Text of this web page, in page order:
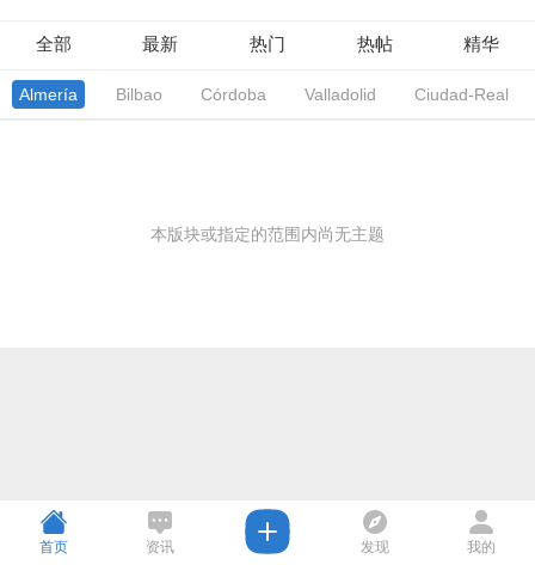
全部 最新 热门 热帖 精华
Almería Bilbao Córdoba Valladolid Ciudad-Real
本版块或指定的范围内尚无主题
首页 资讯 发现 我的